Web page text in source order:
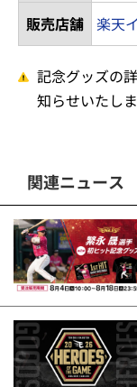
販売店舗 楽天
記念グッズの
知らせいたしま
関連ニュース